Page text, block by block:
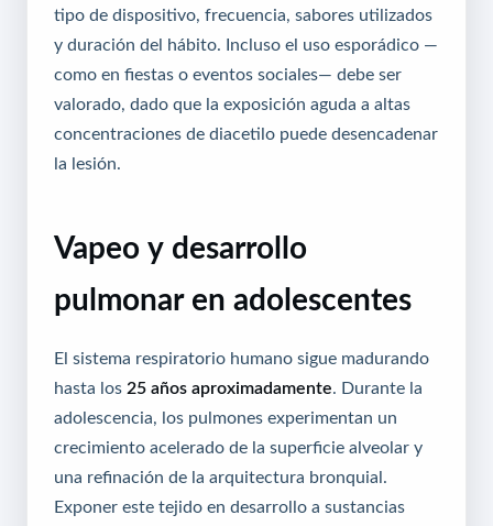
tipo de dispositivo, frecuencia, sabores utilizados
y duración del hábito. Incluso el uso esporádico —
como en fiestas o eventos sociales— debe ser
valorado, dado que la exposición aguda a altas
concentraciones de diacetilo puede desencadenar
la lesión.
Vapeo y desarrollo
pulmonar en adolescentes
El sistema respiratorio humano sigue madurando
hasta los 25 años aproximadamente . Durante la
adolescencia, los pulmones experimentan un
crecimiento acelerado de la superficie alveolar y
una refinación de la arquitectura bronquial.
Exponer este tejido en desarrollo a sustancias